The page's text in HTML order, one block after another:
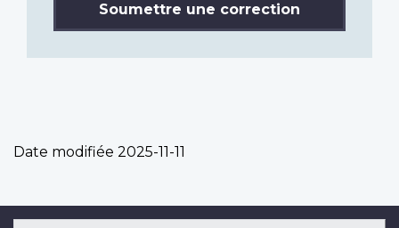
Soumettre une correction
Date modifiée 2025-11-11